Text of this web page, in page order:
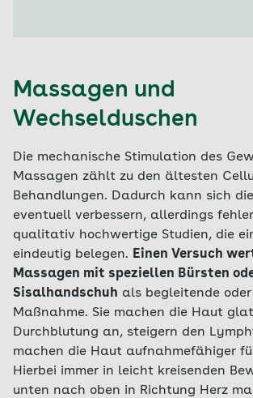
Massagen und
Wechselduschen
Die mechanische Stimulation des
Massagen zählt zu den ältesten
Behandlungen. Dadurch kann sich
eventuell verbessern, allerdings
qualitativ hochwertige Studien, die
eindeutig belegen. Einen Versuch
Massagen mit speziellen Bürsten
Sisalhandschuh als begleitende
Maßnahme. Sie machen die Haut
Durchblutung an, steigern den
machen die Haut aufnahmefähiger
Hierbei immer in leicht kreisenden
unten nach oben in Richtung Herz